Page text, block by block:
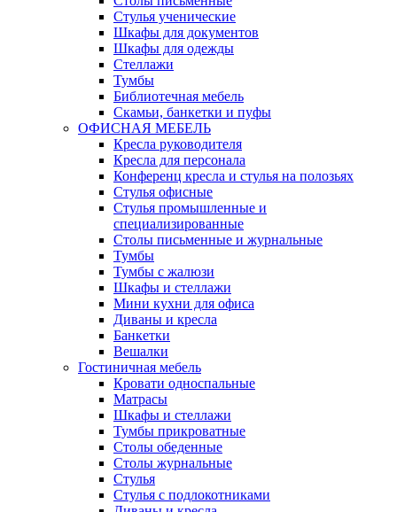
Стулья ученические
Шкафы для документов
Шкафы для одежды
Стеллажи
Тумбы
Библиотечная мебель
Скамьи, банкетки и пуфы
ОФИСНАЯ МЕБЕЛЬ
Кресла руководителя
Кресла для персонала
Конференц кресла и стулья на полозьях
Стулья офисные
Стулья промышленные и
специализированные
Столы письменные и журнальные
Тумбы
Тумбы с жалюзи
Шкафы и стеллажи
Мини кухни для офиса
Диваны и кресла
Банкетки
Вешалки
Гостиничная мебель
Кровати односпальные
Матрасы
Шкафы и стеллажи
Тумбы прикроватные
Столы обеденные
Столы журнальные
Стулья
Стулья с подлокотниками